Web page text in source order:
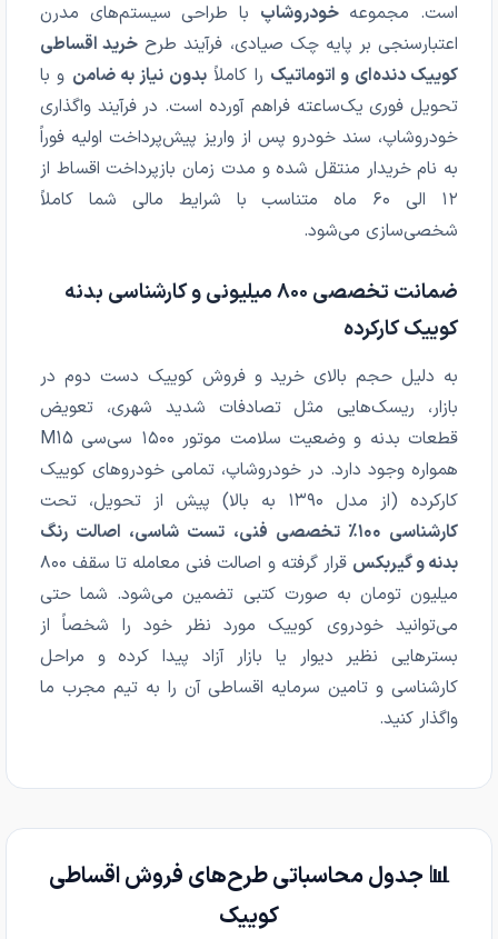
است. مجموعهخودروشاپ با طراحی سیستم‌های مدرن
اعتبارسنجی بر پایه چک صیادی، فرآیند طرحخرید اقساطی
کوییک دنده‌ای و اتوماتیک را کاملاًبدون نیاز به ضامن و با
تحویل فوری یک‌ساعته فراهم آورده است. در فرآیند واگذاری
خودروشاپ، سند خودرو پس از واریز پیش‌پرداخت اولیه فوراً
به نام خریدار منتقل شده و مدت زمان بازپرداخت اقساط از
۱۲ الی ۶۰ ماه متناسب با شرایط مالی شما کاملاً
شخصی‌سازی می‌شود.
ضمانت تخصصی ۸۰۰ میلیونی و کارشناسی بدنه
کوییک کارکرده
به دلیل حجم بالای خرید و فروش کوییک دست دوم در
بازار، ریسک‌هایی مثل تصادفات شدید شهری، تعویض
قطعات بدنه و وضعیت سلامت موتور ۱۵۰۰ سی‌سی M15
همواره وجود دارد. در خودروشاپ، تمامی خودروهای کوییک
کارکرده (از مدل ۱۳۹۰ به بالا) پیش از تحویل، تحت
کارشناسی ۱۰۰٪ تخصصی فنی، تست شاسی، اصالت رنگ
بدنه و گیربکس
قرار گرفته و اصالت فنی معامله تا سقف ۸۰۰
میلیون تومان به صورت کتبی تضمین می‌شود. شما حتی
می‌توانید خودروی کوییک مورد نظر خود را شخصاً از
بسترهایی نظیر دیوار یا بازار آزاد پیدا کرده و مراحل
کارشناسی و تامین سرمایه اقساطی آن را به تیم مجرب ما
واگذار کنید.
📊 جدول محاسباتی طرح‌های فروش اقساطی
کوییک